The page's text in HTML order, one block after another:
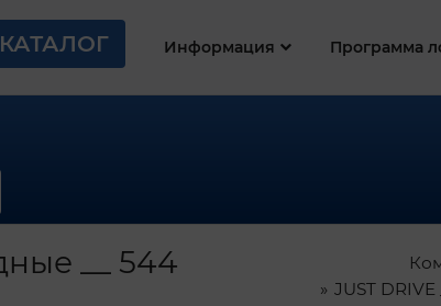
КАТАЛОГ Информация Программа
__ 544
JUST DRIVE